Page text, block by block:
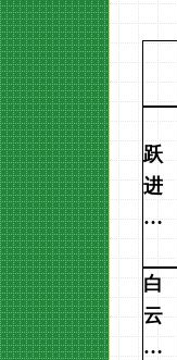
跃
进
…
白
云
…